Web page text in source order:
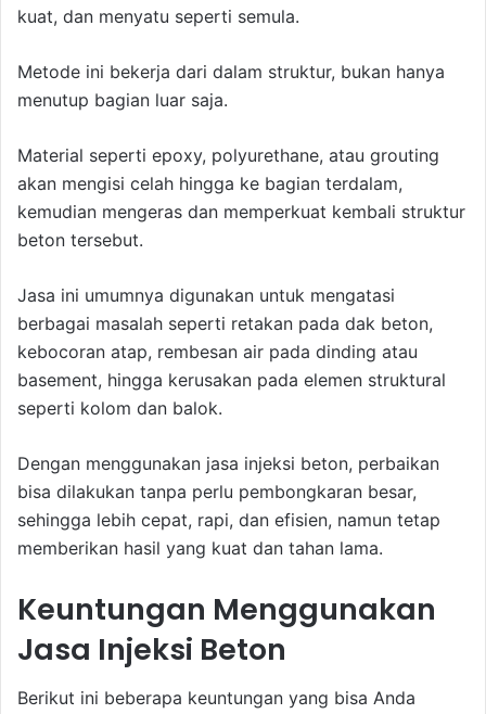
kuat, dan menyatu seperti semula.
Metode ini bekerja dari dalam struktur, bukan hanya
menutup bagian luar saja.
Material seperti epoxy, polyurethane, atau grouting
akan mengisi celah hingga ke bagian terdalam,
kemudian mengeras dan memperkuat kembali struktur
beton tersebut.
Jasa ini umumnya digunakan untuk mengatasi
berbagai masalah seperti retakan pada dak beton,
kebocoran atap, rembesan air pada dinding atau
basement, hingga kerusakan pada elemen struktural
seperti kolom dan balok.
Dengan menggunakan jasa injeksi beton, perbaikan
bisa dilakukan tanpa perlu pembongkaran besar,
sehingga lebih cepat, rapi, dan efisien, namun tetap
memberikan hasil yang kuat dan tahan lama.
Keuntungan Menggunakan
Jasa Injeksi Beton
Berikut ini beberapa keuntungan yang bisa Anda